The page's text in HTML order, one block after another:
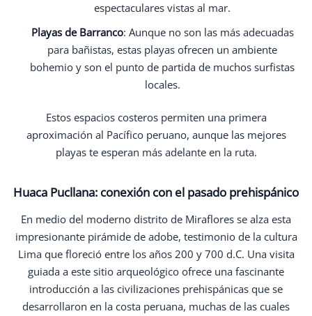
espectaculares vistas al mar.
Playas de Barranco: Aunque no son las más adecuadas
para bañistas, estas playas ofrecen un ambiente
bohemio y son el punto de partida de muchos surfistas
locales.
Estos espacios costeros permiten una primera
aproximación al Pacífico peruano, aunque las mejores
playas te esperan más adelante en la ruta.
Huaca Pucllana: conexión con el pasado prehispánico
En medio del moderno distrito de Miraflores se alza esta
impresionante pirámide de adobe, testimonio de la cultura
Lima que floreció entre los años 200 y 700 d.C. Una visita
guiada a este sitio arqueológico ofrece una fascinante
introducción a las civilizaciones prehispánicas que se
desarrollaron en la costa peruana, muchas de las cuales